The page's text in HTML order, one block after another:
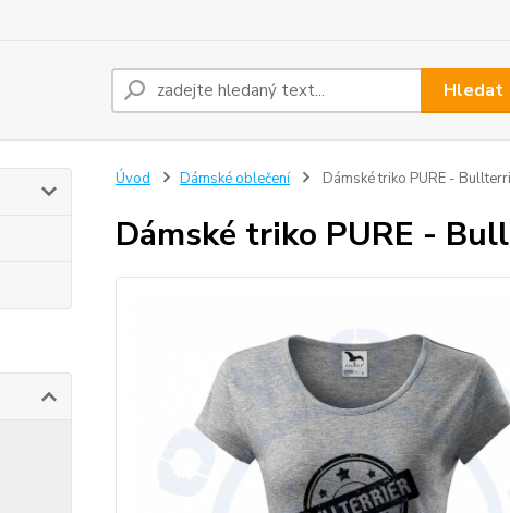
Hledat
Úvod Dámské oblečení Dámské triko PURE -
Dámské triko PURE -